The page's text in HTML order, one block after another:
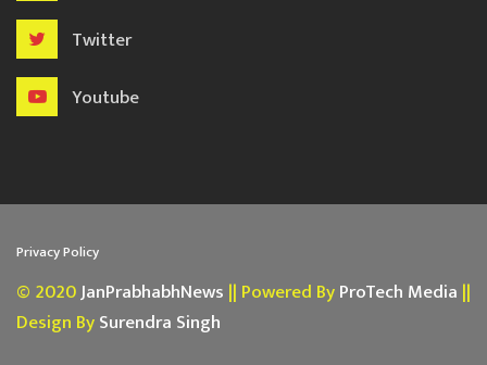
Twitter
Youtube
Privacy Policy
© 2020JanPrabhabhNews || Powered ByProTech Media ||
Design BySurendra Singh